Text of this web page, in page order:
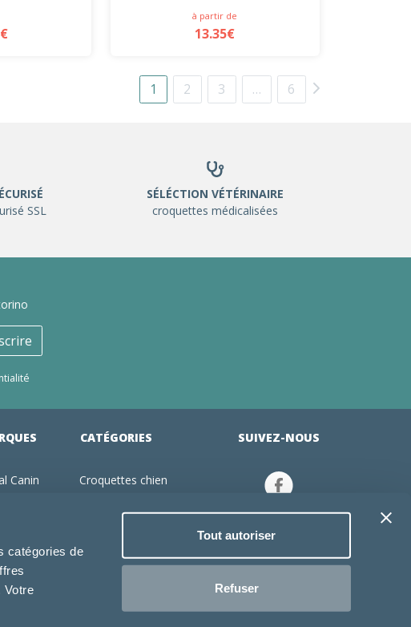
catégories de
Votre
Tout autoriser
Refuser
à partir de
13.35€
1 2 3 … 6
SSL
SÉLÉCTION VÉTÉRINAIRE
croquettes médicalisées
Canin
CATÉGORIES
Croquettes chien
Jouets chien
Produits vétérinaire chien
Jouets chat
SUIVEZ-NOUS